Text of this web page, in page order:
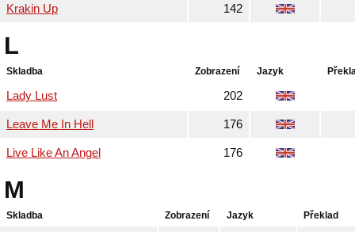
Krakin Up 142
L
Skladba Zobrazení Jazyk
Lady Lust 202
Leave Me In Hell 176
Live Like An Angel 176
M
Skladba Zobrazení Jazyk Překlad